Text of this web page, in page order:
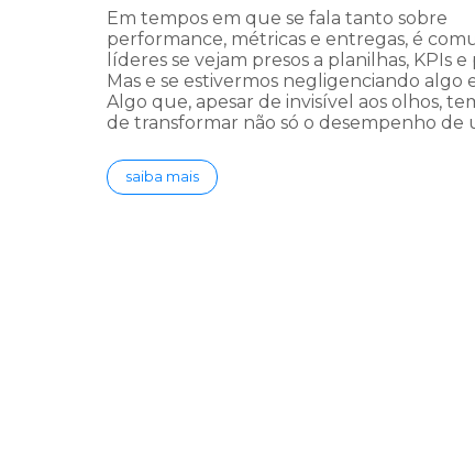
Em tempos em que se fala tanto sobre
performance, métricas e entregas, é
líderes se vejam presos a planilhas, KPIs e
Mas e se estivermos negligenciando algo
Algo que, apesar de invisível aos olhos,
de transformar não só o desempenho de
saiba mais